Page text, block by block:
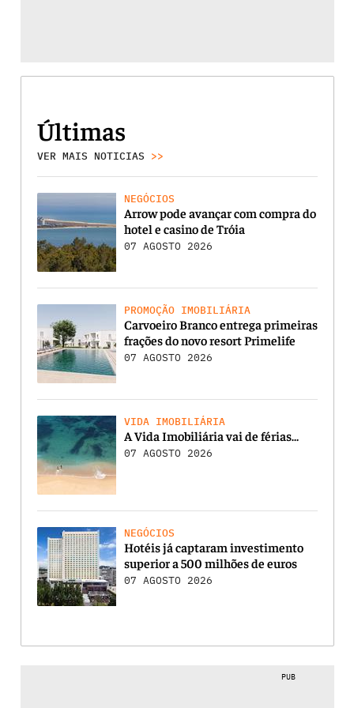
Últimas
VER MAIS NOTICIAS >>
NEGÓCIOS
Arrow pode avançar com compra do
hotel e casino de Tróia
07 AGOSTO 2026
PROMOÇÃO IMOBILIÁRIA
Carvoeiro Branco entrega primeiras
frações do novo resort Primelife
07 AGOSTO 2026
VIDA IMOBILIÁRIA
A Vida Imobiliária vai de férias…
07 AGOSTO 2026
NEGÓCIOS
Hotéis já captaram investimento
superior a 500 milhões de euros
07 AGOSTO 2026
PUB